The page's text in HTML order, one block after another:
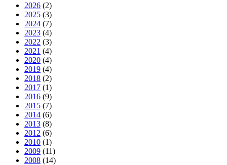
2026 (2)
2025 (3)
2024 (7)
2023 (4)
2022 (3)
2021 (4)
2020 (4)
2019 (4)
2018 (2)
2017 (1)
2016 (9)
2015 (7)
2014 (6)
2013 (8)
2012 (6)
2010 (1)
2009 (11)
2008 (14)